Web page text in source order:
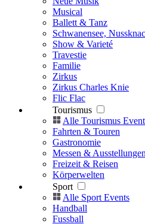
Musical
Ballett & Tanz
Schwanensee,
Show & Varieté
Travestie
Familie
Zirkus
Zirkus Charles Knie
Flic Flac
Tourismus
Alle Tourismus
Fahrten & Touren
Gastronomie
Messen & Ausstellungen
Freizeit & Reisen
Körperwelten
Sport
Alle Sport Events
Handball
Fussball